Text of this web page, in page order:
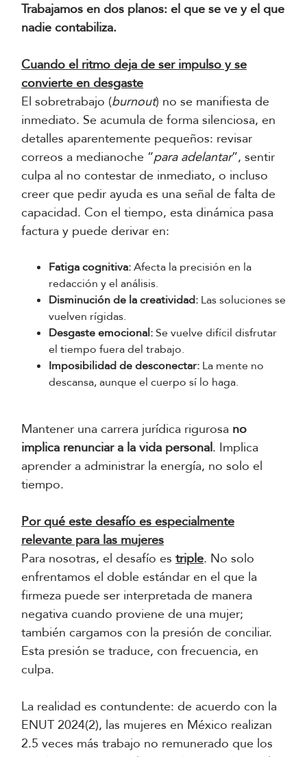
Trabajamos en dos planos: el que se ve y el que
nadie contabiliza.
Cuando el ritmo deja de ser impulso y se
convierte en desgaste
El sobretrabajo (burnout) no se manifiesta de
inmediato. Se acumula de forma silenciosa, en
detalles aparentemente pequeños: revisar
correos a medianoche “para adelantar”, sentir
culpa al no contestar de inmediato, o incluso
creer que pedir ayuda es una señal de falta de
capacidad. Con el tiempo, esta dinámica pasa
factura y puede derivar en:
Fatiga cognitiva:Afecta la precisión en la
redacción y el análisis.
Disminución de la creatividad: Las soluciones se
vuelven rígidas.
Desgaste emocional:Se vuelve difícil disfrutar
el tiempo fuera del trabajo.
Imposibilidad de desconectar: La mente no
descansa, aunque el cuerpo sí lo haga.
Mantener una carrera jurídica rigurosa no
implica renunciar a la vida personal. Implica
aprender a administrar la energía, no solo el
tiempo.
Por qué este desafío es especialmente
relevante para las mujeres
Para nosotras, el desafío es triple. No solo
enfrentamos el doble estándar en el que la
firmeza puede ser interpretada de manera
negativa cuando proviene de una mujer;
también cargamos con la presión de conciliar.
Esta presión se traduce, con frecuencia, en
culpa.
La realidad es contundente: de acuerdo con la
ENUT 2024(2), las mujeres en México realizan
2.5 veces más trabajo no remunerado que los